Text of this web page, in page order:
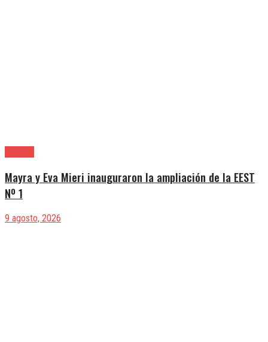
Mayra y Eva Mieri inauguraron la ampliación de la EEST
Nº 1
9 agosto, 2026